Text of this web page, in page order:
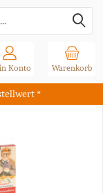
*
Warenkorb
Konto